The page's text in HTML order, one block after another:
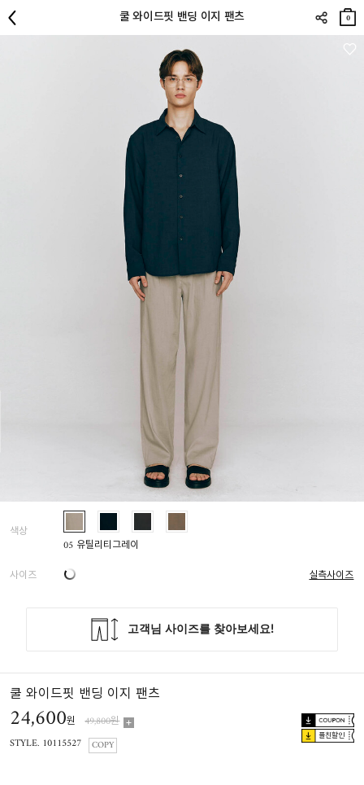
쿨 와이드핏 밴딩 이지 팬츠
장바
구니
0
색상
05 유틸리티그레이
사이즈
실측사이즈
쿨 와이드핏 밴딩 이지 팬츠
24,600원 49,800원
플친할인
STYLE. 10115527 COPY